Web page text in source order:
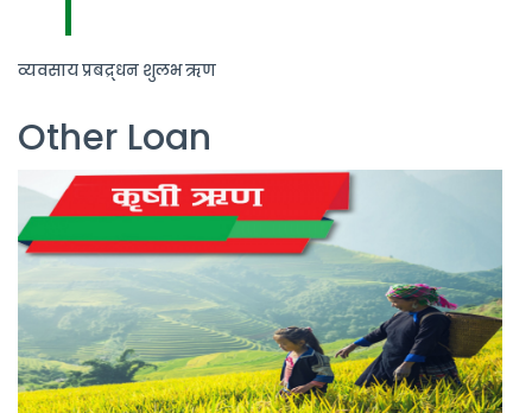
व्यवसाय प्रबद्र्धन शुलभ ऋण
Other Loan